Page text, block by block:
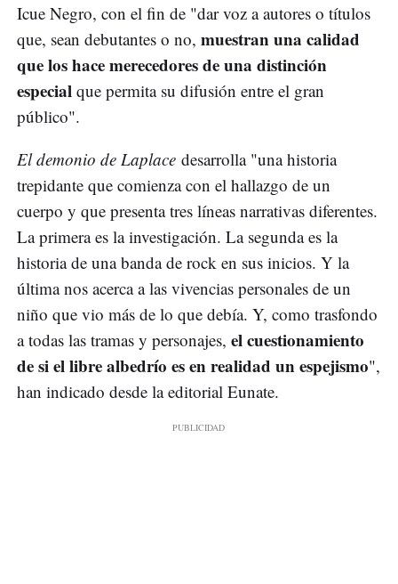
Icue Negro, con el fin de "dar voz a autores o títulos
que, sean debutantes o no, muestran una calidad
que los hace merecedores de una distinción
especial que permita su difusión entre el gran
público".
El demonio de Laplace desarrolla "una historia
trepidante que comienza con el hallazgo de un
cuerpo y que presenta tres líneas narrativas diferentes.
La primera es la investigación. La segunda es la
historia de una banda de rock en sus inicios. Y la
última nos acerca a las vivencias personales de un
niño que vio más de lo que debía. Y, como trasfondo
a todas las tramas y personajes, el cuestionamiento
de si el libre albedrío es en realidad un espejismo",
han indicado desde la editorial Eunate.